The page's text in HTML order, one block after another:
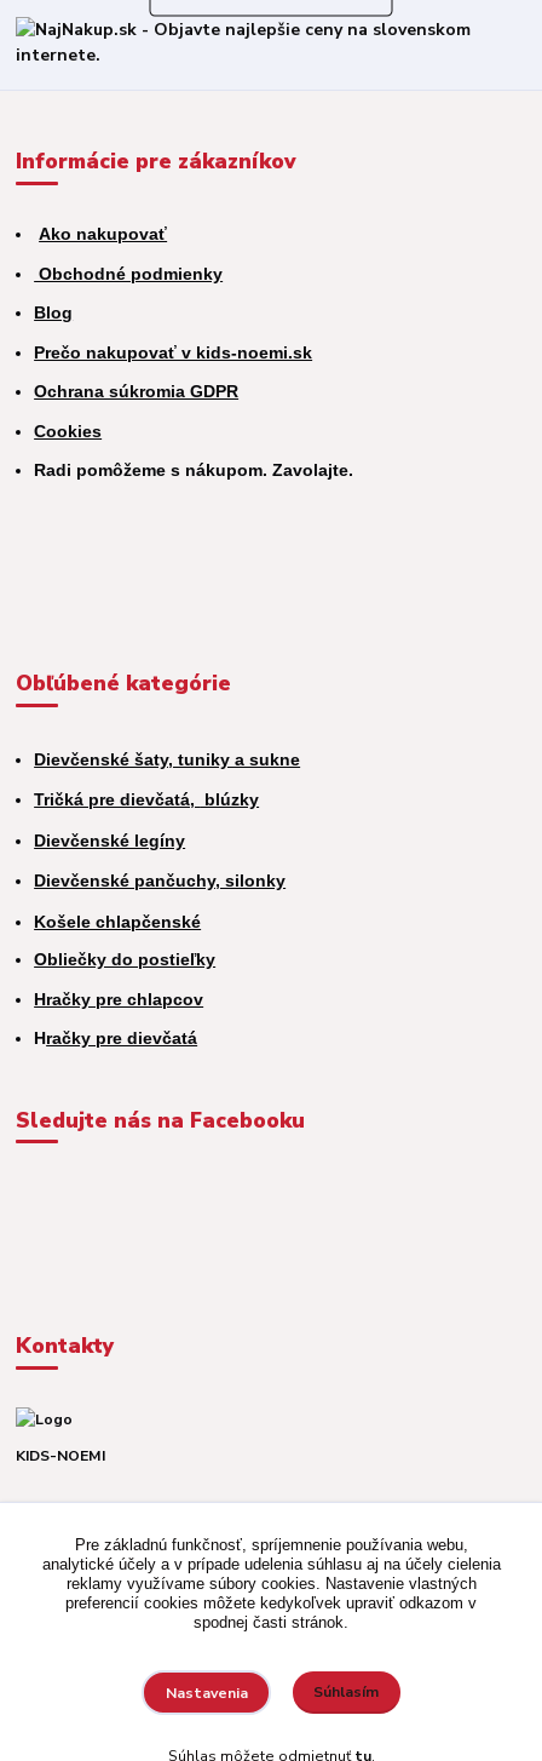
Informácie pre zákazníkov
Ako nakupovať
Obchodné podmienky
Blog
Prečo nakupovať v kids-noemi.sk
Ochrana súkromia GDPR
Cookies
Radi pomôžeme s nákupom. Zavolajte.
Obľúbené kategórie
Dievčenské šaty, tuniky a sukne
Tričká pre dievčatá, blúzky
Dievčenské legíny
Dievčenské pančuchy, silonky
Košele chlapčenské
Obliečky do postieľky
Hračky pre chlapcov
Hračky pre dievčatá
Sledujte nás na Facebooku
Kontakty
KIDS-NOEMI
(Po-Pia, 8-16 hod.)
kidsnoemi.shop@gmail.com
Pre základnú funkčnosť, spríjemnenie používania webu,
analytické účely a v prípade udelenia súhlasu aj na účely cielenia
reklamy využívame súbory cookies. Nastavenie vlastných
preferencií cookies môžete kedykoľvek upraviť odkazom v
spodnej časti stránok.
Nastavenia Súhlasím
Súhlas môžete odmietnuťtu.